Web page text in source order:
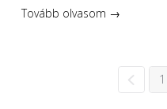
Tovább olvasom →
1